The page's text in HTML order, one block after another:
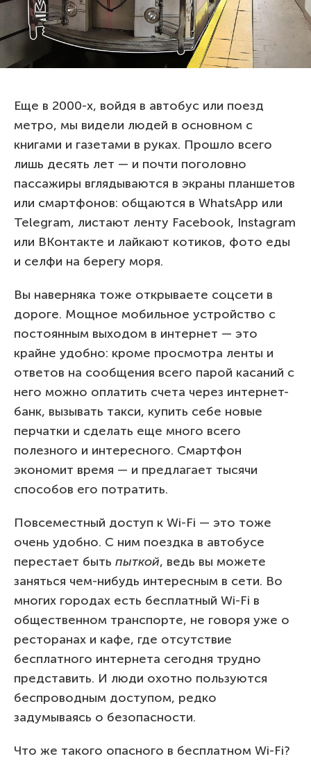
Еще в 2000-х, войдя в автобус или поезд
метро, мы видели людей в основном с
книгами и газетами в руках. Прошло всего
лишь десять лет — и почти поголовно
пассажиры вглядываются в экраны планшетов
или смартфонов: общаются в WhatsApp или
Telegram, листают ленту Facebook, Instagram
или ВКонтакте и лайкают котиков, фото еды
и селфи на берегу моря.
Вы наверняка тоже открываете соцсети в
дороге. Мощное мобильное устройство с
постоянным выходом в интернет — это
крайне удобно: кроме просмотра ленты и
ответов на сообщения всего парой касаний с
него можно оплатить счета через интернет-
банк, вызывать такси, купить себе новые
перчатки и сделать еще много всего
полезного и интересного. Смартфон
экономит время — и предлагает тысячи
способов его потратить.
Повсеместный доступ к Wi-Fi — это тоже
очень удобно. С ним поездка в автобусе
перестает быть пыткой, ведь вы можете
заняться чем-нибудь интересным в сети. Во
многих городах есть бесплатный Wi-Fi в
общественном транспорте, не говоря уже о
ресторанах и кафе, где отсутствие
бесплатного интернета сегодня трудно
представить. И люди охотно пользуются
беспроводным доступом, редко
задумываясь о безопасности.
Что же такого опасного в бесплатном Wi-Fi?